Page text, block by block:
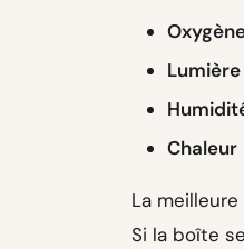
Lumière
Chaleur
La
Si la boîte